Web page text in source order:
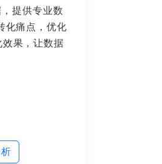
提供专业数
化痛点，优化
果，让数据